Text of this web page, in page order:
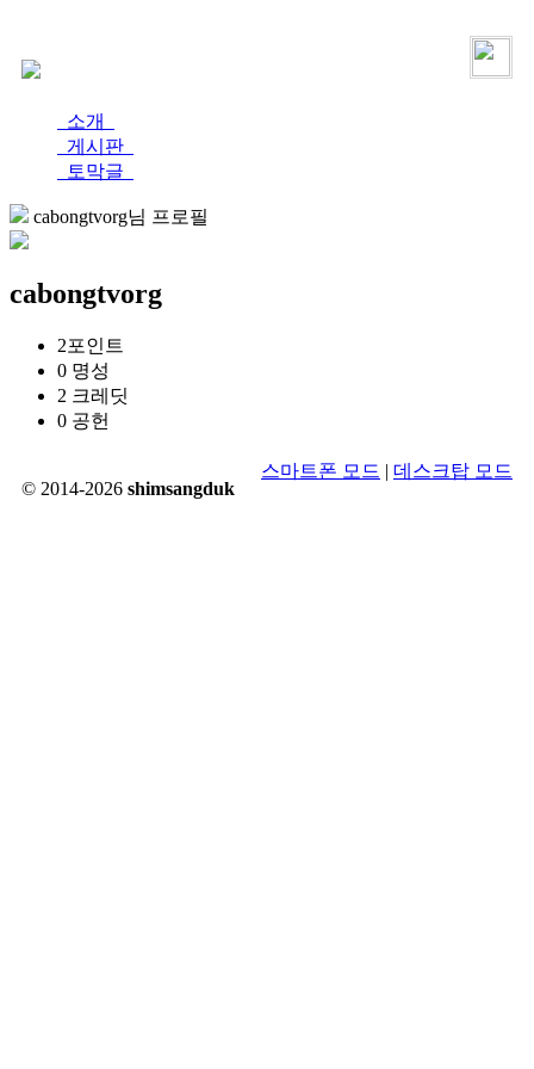
소개
게시판
토막글
cabongtvorg님 프로필
cabongtvorg
2포인트
0 명성
2 크레딧
0 공헌
© 2014-2026 shimsangduk
스마트폰 모드 | 데스크탑 모드